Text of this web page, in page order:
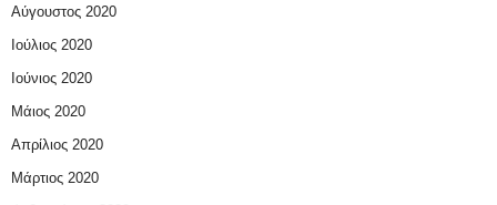
Αύγουστος 2020
Ιούλιος 2020
Ιούνιος 2020
Μάιος 2020
Απρίλιος 2020
Μάρτιος 2020